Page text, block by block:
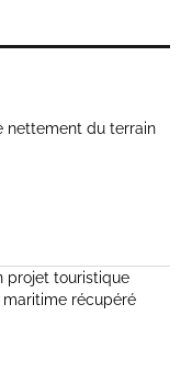
nettement du terrain
projet touristique
récupéré